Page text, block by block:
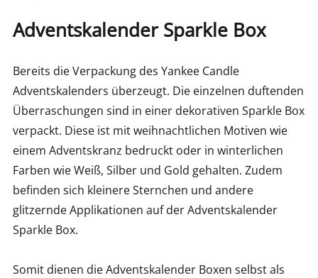
Adventskalender Sparkle Box
Bereits die Verpackung des Yankee Candle
Adventskalenders überzeugt. Die einzelnen duftenden
Überraschungen sind in einer dekorativen Sparkle Box
verpackt. Diese ist mit weihnachtlichen Motiven wie
einem Adventskranz bedruckt oder in winterlichen
Farben wie Weiß, Silber und Gold gehalten. Zudem
befinden sich kleinere Sternchen und andere
glitzernde Applikationen auf der Adventskalender
Sparkle Box.
Somit dienen die Adventskalender Boxen selbst als